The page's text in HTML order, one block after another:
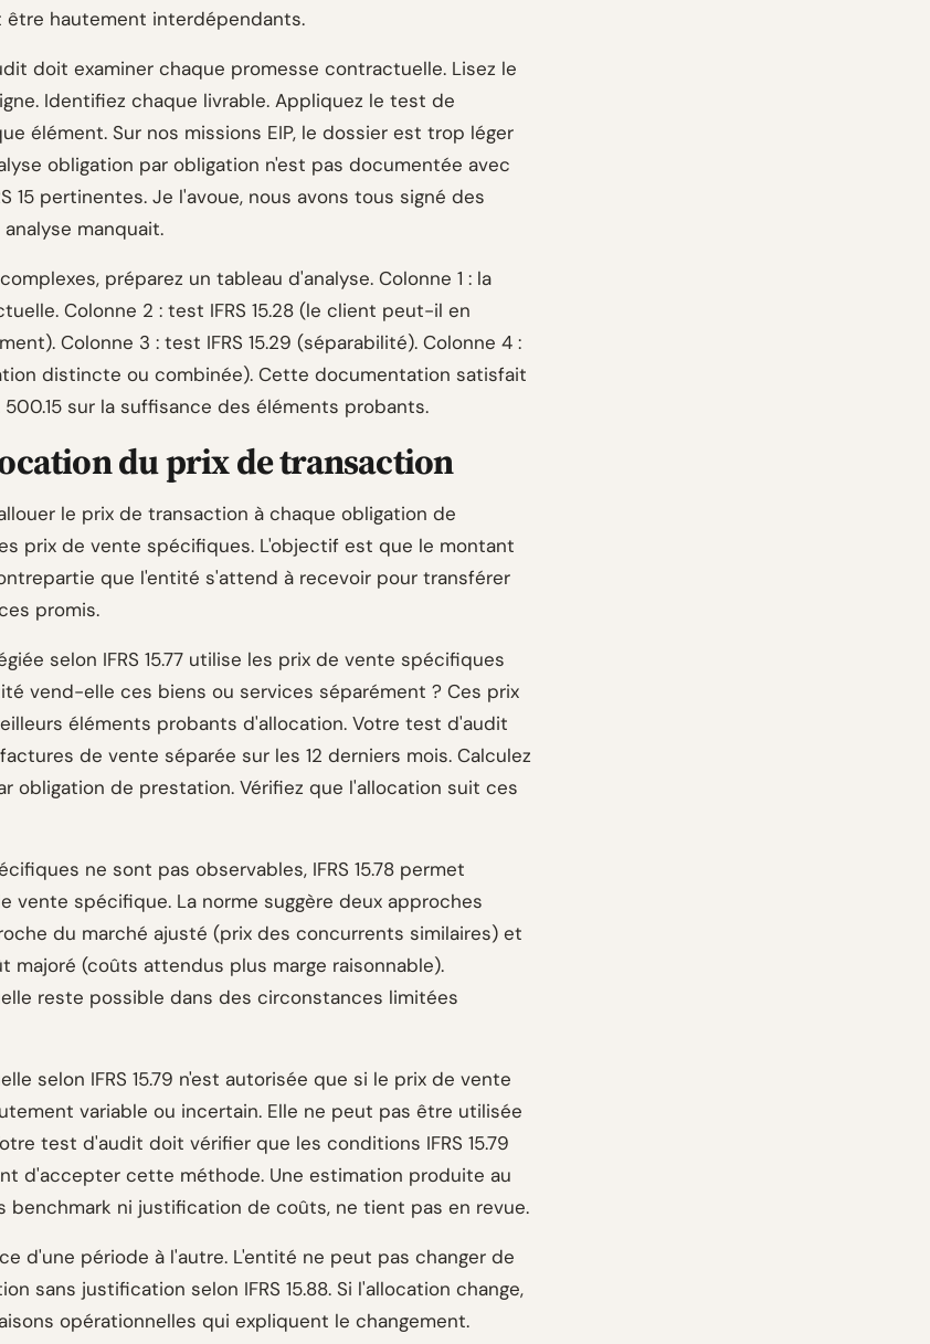
être hautement interdépendants.
doit examiner chaque promesse contractuelle. Lisez le
Identifiez chaque livrable. Appliquez le test de
élément. Sur nos missions EIP, le dossier est trop léger
obligation par obligation n'est pas documentée avec
15 pertinentes. Je l'avoue, nous avons tous signé des
manquait.
préparez un tableau d'analyse. Colonne 1 : la
Colonne 2 : test IFRS 15.28 (le client peut-il en
Colonne 3 : test IFRS 15.29 (séparabilité). Colonne 4 :
distincte ou combinée). Cette documentation satisfait
500.15 sur la suffisance des éléments probants.
du prix de transaction
le prix de transaction à chaque obligation de
prix de vente spécifiques. L'objectif est que le montant
que l'entité s'attend à recevoir pour transférer
promis.
selon IFRS 15.77 utilise les prix de vente spécifiques
vend-elle ces biens ou services séparément ? Ces prix
éléments probants d'allocation. Votre test d'audit
de vente séparée sur les 12 derniers mois. Calculez
obligation de prestation. Vérifiez que l'allocation suit ces
ne sont pas observables, IFRS 15.78 permet
vente spécifique. La norme suggère deux approches
du marché ajusté (prix des concurrents similaires) et
majoré (coûts attendus plus marge raisonnable).
reste possible dans des circonstances limitées
selon IFRS 15.79 n'est autorisée que si le prix de vente
variable ou incertain. Elle ne peut pas être utilisée
test d'audit doit vérifier que les conditions IFRS 15.79
d'accepter cette méthode. Une estimation produite au
benchmark ni justification de coûts, ne tient pas en revue.
d'une période à l'autre. L'entité ne peut pas changer de
sans justification selon IFRS 15.88. Si l'allocation change,
opérationnelles qui expliquent le changement.